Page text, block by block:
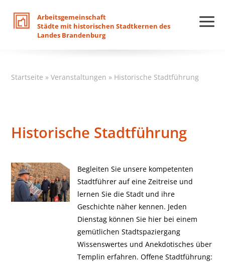
Arbeitsgemeinschaft
Städte mit historischen Stadtkernen des
Landes Brandenburg
Startseite »Veranstaltungen » Historische Stadtführung
Historische Stadtführung
Begleiten Sie unsere kompetenten
Stadtführer auf eine Zeitreise und
lernen Sie die Stadt und ihre
Geschichte näher kennen. Jeden
Dienstag können Sie hier bei einem
gemütlichen Stadtspaziergang
Wissenswertes und Anekdotisches über
Templin erfahren. Offene Stadtführung: